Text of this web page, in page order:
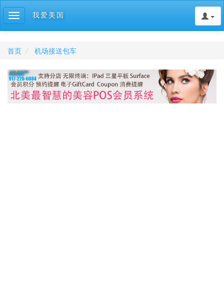
Toggle
navigation
我爱美国
首页 机场接送包车